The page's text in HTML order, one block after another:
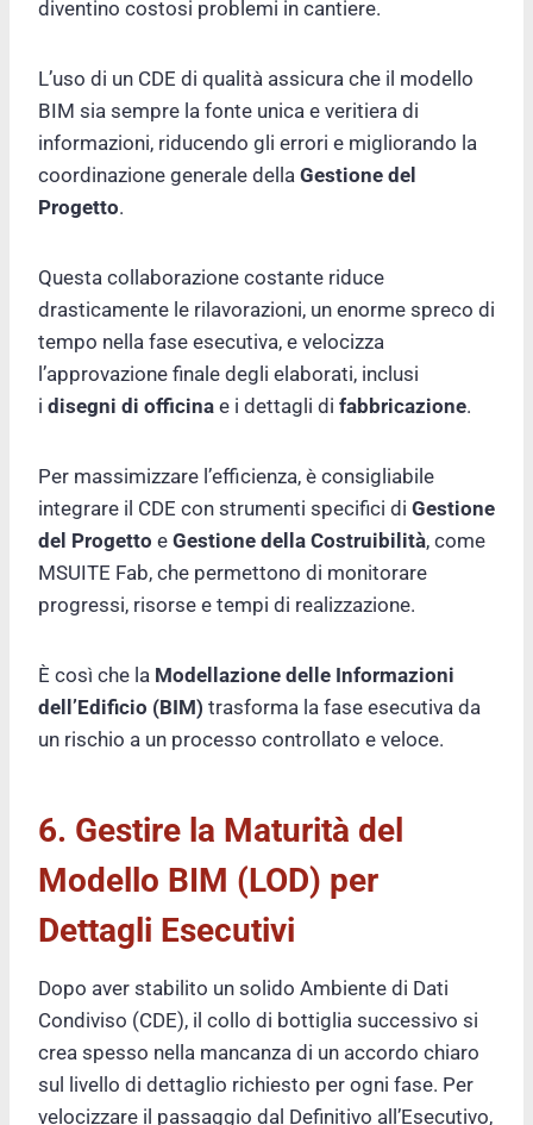
diventino costosi problemi in cantiere.
L’uso di un CDE di qualità assicura che il modello
BIM sia sempre la fonte unica e veritiera di
informazioni, riducendo gli errori e migliorando la
coordinazione generale della Gestione del
Progetto.
Questa collaborazione costante riduce
drasticamente le rilavorazioni, un enorme spreco di
tempo nella fase esecutiva, e velocizza
l’approvazione finale degli elaborati, inclusi
i disegni di officina e i dettagli di fabbricazione.
Per massimizzare l’efficienza, è consigliabile
integrare il CDE con strumenti specifici di Gestione
del Progetto e Gestione della Costruibilità, come
MSUITE Fab, che permettono di monitorare
progressi, risorse e tempi di realizzazione.
È così che la Modellazione delle Informazioni
dell’Edificio (BIM) trasforma la fase esecutiva da
un rischio a un processo controllato e veloce.
6. Gestire la Maturità del
Modello BIM (LOD) per
Dettagli Esecutivi
Dopo aver stabilito un solido Ambiente di Dati
Condiviso (CDE), il collo di bottiglia successivo si
crea spesso nella mancanza di un accordo chiaro
sul livello di dettaglio richiesto per ogni fase. Per
velocizzare il passaggio dal Definitivo all’Esecutivo,